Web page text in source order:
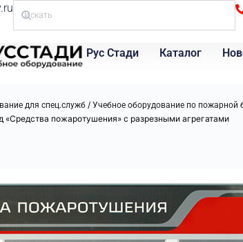
Рус Стади Каталог
для спец.служб / Учебное оборудование по пожарной
«Средства пожаротушения» с разрезными агрегатами